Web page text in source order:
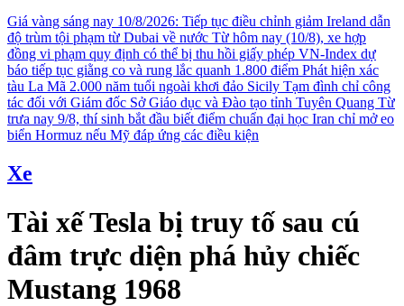
Giá vàng sáng nay 10/8/2026: Tiếp tục điều chỉnh giảm Ireland dẫn
độ trùm tội phạm từ Dubai về nước Từ hôm nay (10/8), xe hợp
đồng vi phạm quy định có thể bị thu hồi giấy phép VN-Index dự
báo tiếp tục giằng co và rung lắc quanh 1.800 điểm Phát hiện xác
tàu La Mã 2.000 năm tuổi ngoài khơi đảo Sicily Tạm đình chỉ công
tác đối với Giám đốc Sở Giáo dục và Đào tạo tỉnh Tuyên Quang Từ
trưa nay 9/8, thí sinh bắt đầu biết điểm chuẩn đại học Iran chỉ mở eo
biển Hormuz nếu Mỹ đáp ứng các điều kiện
Xe
Tài xế Tesla bị truy tố sau cú
đâm trực diện phá hủy chiếc
Mustang 1968